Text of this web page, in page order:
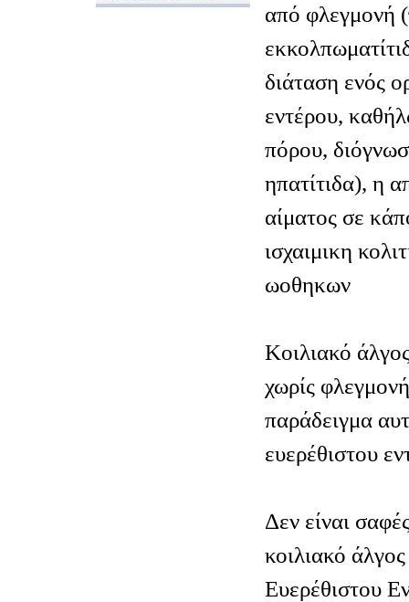
από φλεγμονή
διάταση ενός
εντέρου,
πόρου,
ηπατίτιδα), η
αίματος σε
ισχαιμικη
ωοθηκων
Κοιλιακό
χωρίς
παράδειγμα
ευερέθιστου
Δεν είναι
κοιλιακό
Ευερέθιστου